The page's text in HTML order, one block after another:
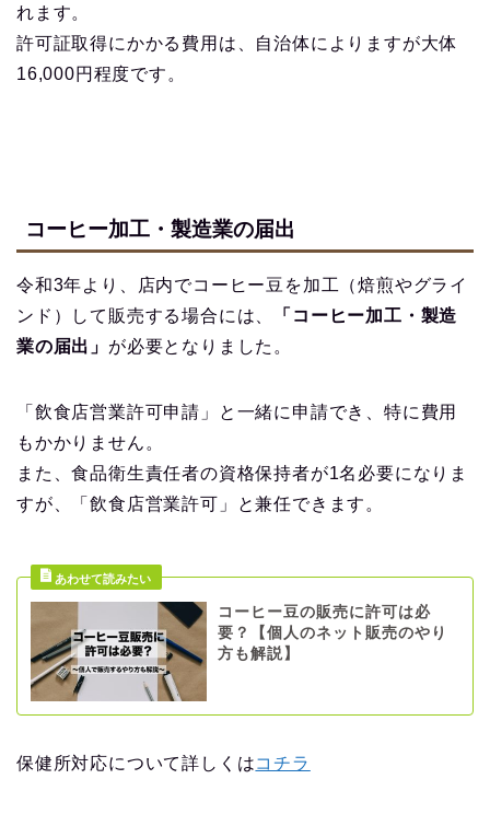
れます。
許可証取得にかかる費用は、自治体によりますが大体
16,000円程度です。
コーヒー加工・製造業の届出
令和3年より、店内でコーヒー豆を加工（焙煎やグライ
ンド）して販売する場合には、
「コーヒー加工・製造
業の届出」 が必要となりました。
「飲食店営業許可申請」と一緒に申請でき、特に費用
もかかりません。
また、食品衛生責任者の資格保持者が1名必要になりま
すが、「飲食店営業許可」と兼任できます。
コーヒー豆の販売に許可は必
要？【個人のネット販売のやり
方も解説】
保健所対応について詳しくはコチラ